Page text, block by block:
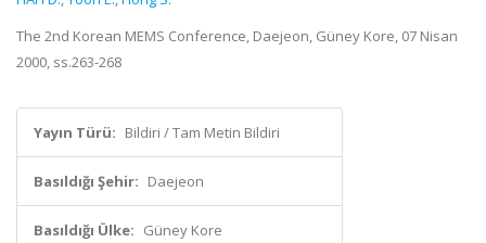
The 2nd Korean MEMS Conference, Daejeon, Güney Kore, 07 Nisan
2000, ss.263-268
Yayın Türü: Bildiri / Tam Metin Bildiri
Basıldığı Şehir: Daejeon
Basıldığı Ülke: Güney Kore